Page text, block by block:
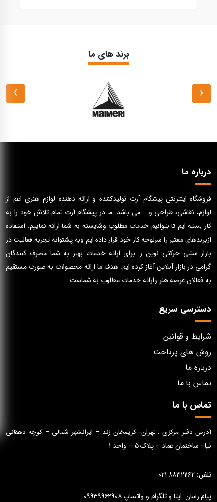
برند های ما
‹
›
درباره ما
فروشگاه اینترنتی پیشگام آرت تولیدکننده و ارائه دهنده لوازم هنری اعم از
لوازم، نقاشی، طراحی و... می باشد. ما در پیشگام آرت تمام تلاش خود را به
کار بسته ایم تا بتوانیم خدمات مطلوب وشایسته به شما ارائه نماییم. استفاده
ازبرندهای معتبر را سرلوحه کار خود قرار داده ایم وبه پشتوانه تجربه فعالیت در
بازار سنتی حرکتی نوین را برای ارائه خدمات بهتر به شما مصرف کنندگان
گرامی در بازار آنلاین آغاز کرده ایم. هدف ما ارائه محصولات به صورت مستقیم
به فعالان عرصه هنر وارائه خدمات مطلوب به شماست.
دسترسی سریع
شرایط و قوانین
روش های پرداخت
درباره ما
تماس با ما
تماس با ما
آدرس دفتر مرکزی : تهران- کریمخان زند – ایرانشهر شمالی – کوچه دهقانی
نیا– ساختمان عماد – پلاک ۵ – واحد ۱
تلفن: ۸۸۳۲۱۱۶۲ ۰۲۱
پیام رسان: ایتا و تلگرام و واتساپ ۰۹۹۳۹۹۶۲۹۰۸